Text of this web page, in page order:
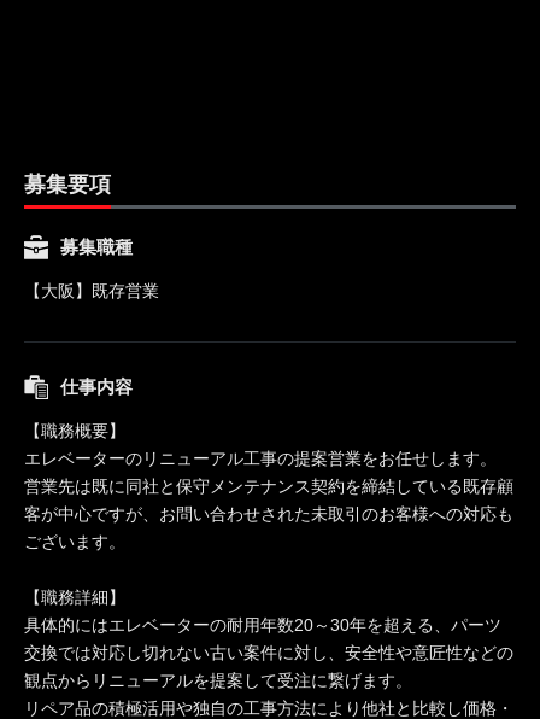
募集要項
募集職種
【大阪】既存営業
仕事内容
【職務概要】
エレベーターのリニューアル工事の提案営業をお任せします。
営業先は既に同社と保守メンテナンス契約を締結している既存顧
客が中心ですが、お問い合わせされた未取引のお客様への対応も
ございます。
【職務詳細】
具体的にはエレベーターの耐用年数20～30年を超える、パーツ
交換では対応し切れない古い案件に対し、安全性や意匠性などの
観点からリニューアルを提案して受注に繋げます。
リペア品の積極活用や独自の工事方法により他社と比較し価格・